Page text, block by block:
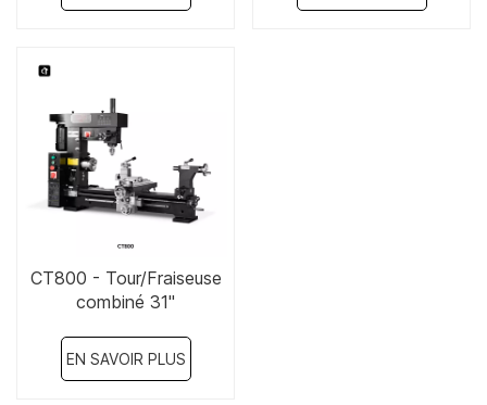
CT800 - Tour/Fraiseuse
combiné 31"
EN SAVOIR PLUS